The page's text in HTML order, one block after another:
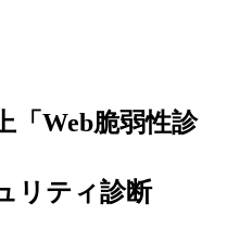
「Web脆弱性診
リティ診断